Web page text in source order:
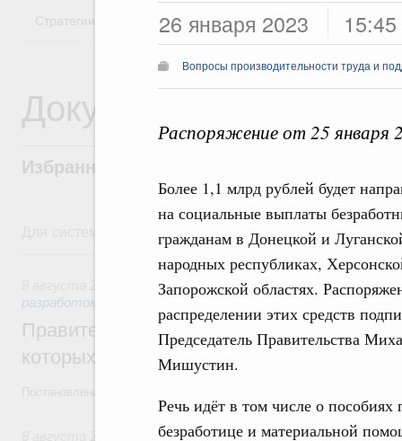
26 января 2023 15:45
Вопросы производительности труда и
Распоряжение от 25 января
Более 1,1 млрд рублей будет
на социальные выплаты
гражданам в Донецкой и
народных республиках,
Запорожской областях.
распределении этих средств
Председатель Правительства
Мишустин.
Речь идёт в том числе о пособиях
безработице и материальной
Стратегии Государственные программы
Документы
Избранные документы со справками к
Для системного поиска перейдите в раздел "Поиск по
8 августа, суббота
Государственная политика в сфере
разработок
Правительство расширило перечень
которых освобождаются от НДФЛ
Отрасль информационных технологий